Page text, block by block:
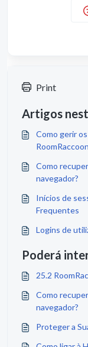
Print
Artigos
Como gerir
RoomRaccoon
Como
navegador?
Inícios de
Frequentes
Logins de
Poderá
25.2
Como
navegador?
Proteger a